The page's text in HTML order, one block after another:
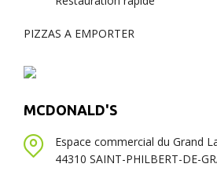
PIZZAS A EMPORTER
MCDONALD'S
Espace commercial du Grand
44310 SAINT-PHILBERT-DE-